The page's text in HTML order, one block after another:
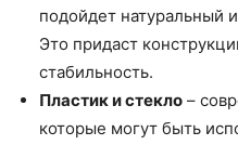
подойдет натуральный
Это придаст
стабильность.
Пластик и стекло –
которые могут быть